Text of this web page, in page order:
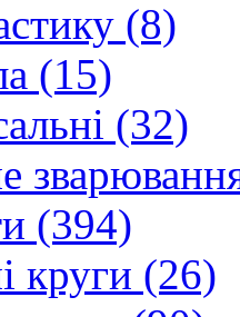
(8)
(15)
(32)
(394)
круги (26)